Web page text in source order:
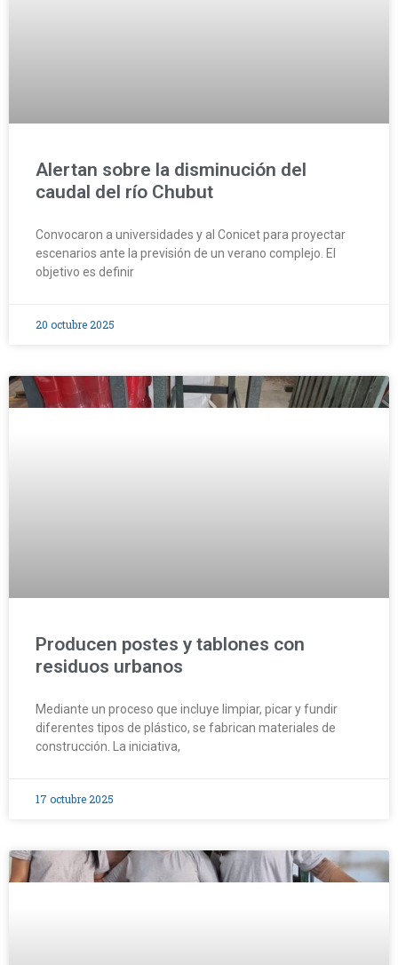
Alertan sobre la disminución del
caudal del río Chubut
Convocaron a universidades y al Conicet para proyectar
escenarios ante la previsión de un verano complejo. El
objetivo es definir
20 octubre 2025
Producen postes y tablones con
residuos urbanos
Mediante un proceso que incluye limpiar, picar y fundir
diferentes tipos de plástico, se fabrican materiales de
construcción. La iniciativa,
17 octubre 2025